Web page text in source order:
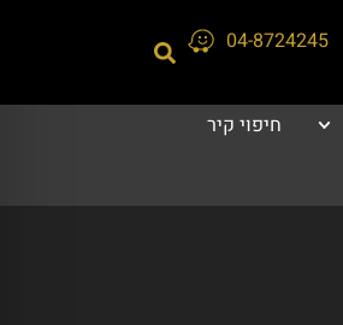
04-8724245
חיפוי קיר